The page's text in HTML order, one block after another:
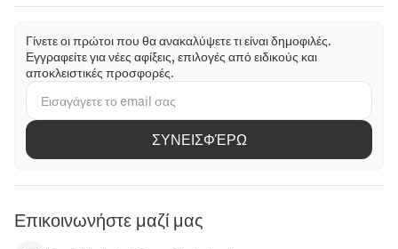
Γίνετε οι πρώτοι που θα ανακαλύψετε τι είναι δημοφιλές.
Εγγραφείτε για νέες αφίξεις, επιλογές από ειδικούς και
αποκλειστικές προσφορές.
ΣΥΝΕΙΣΦΈΡΩ
Επικοινωνήστε μαζί μας